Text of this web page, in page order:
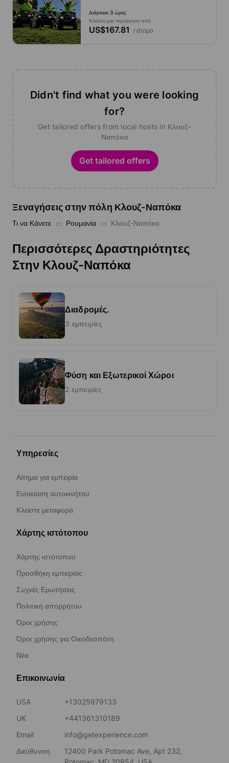
Διάρκεια 3 ώρες
Κλείστε μια περιήγηση από
US$167.81 / άτομο
Didn't find what you were looking
for?
Get tailored offers from local hosts in Κλουζ-
Ναπόκα
Get tailored offers
Ξεναγήσεις στην πόλη Κλουζ-Ναπόκα
Τι να Κάνετε Ρουμανία Κλουζ-Ναπόκα
Περισσότερες Δραστηριότητες
Στην Κλουζ-Ναπόκα
Διαδρομές.
3 εμπειρίες
Φύση και Εξωτερικοί Χώροι
2 εμπειρίες
Υπηρεσίες
Αίτημα για εμπειρία
Ενοικίαση αυτοκινήτου
Κλείστε μεταφορά
Χάρτης ιστότοπου
Χάρτης ιστότοπου
Προσθήκη εμπειρίας
Συχνές Ερωτήσεις
Πολιτική απορρήτου
Όροι χρήσης
Όροι χρήσης για Οικοδεσπότη
Νέα
Επικοινωνία
USA
+13025979133
UK
+441361310189
Email
info@getexperience.com
Διεύθυνση
12400 Park Potomac Ave, Apt 232,